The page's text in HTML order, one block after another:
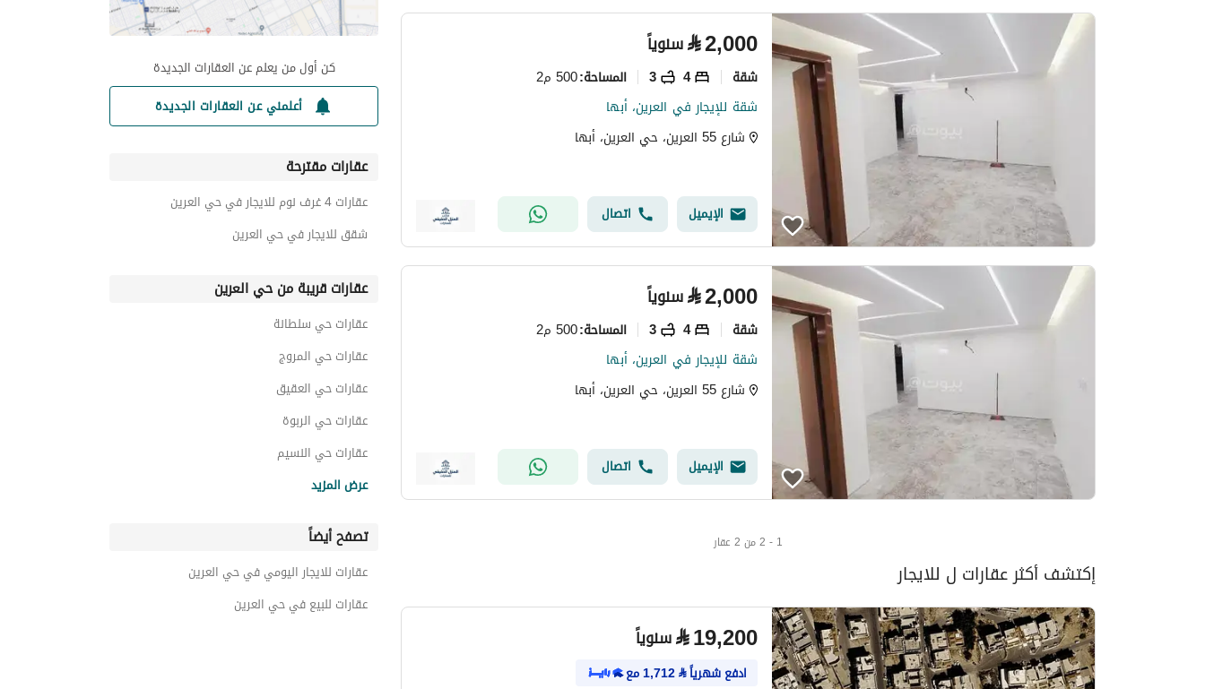
⃁2,000 سنوياً
شقة 4
3 المساحة:500 م2
شقة للإيجار في العرين، أبها
شارع 55 العرين، حي العرين، أبها
الإيميل اتصال
⃁2,000 سنوياً
شقة 4
3 المساحة:500 م2
شقة للإيجار في العرين، أبها
شارع 55 العرين، حي العرين، أبها
الإيميل اتصال
1 - 2 من 2 عقار
إكتشف أكثر عقارات ل للايجار
⃁19,200 سنوياً
ادفع شهرياً⃁
1,712مع
كن أول من يعلم عن العقارات الجديدة
أعلمني عن العقارات الجديدة
عقارات مقترحة
عقارات 4 غرف نوم للايجار في حي العرين
شقق للايجار في حي العرين
عقارات قريبة من حي العرين
عقارات حي سلطانة
عقارات حي المروج
عقارات حي العقيق
عقارات حي الربوة
عقارات حي النسيم
عقارات حي التعاون
عقارات حي الغدير
عقارات حي الضباب
عرض المزيد
تصفح أيضاً
عقارات للايجار اليومي في حي العرين
عقارات للبيع في حي العرين